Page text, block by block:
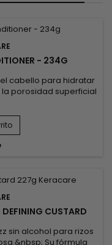
- 234G
cabello para hidratar
porosidad superficial
una textura más
fibras entre los
la rotura del cabello.
Excelente
DEFINING CUSTARD
sin alcohol para rizos
Su fórmula